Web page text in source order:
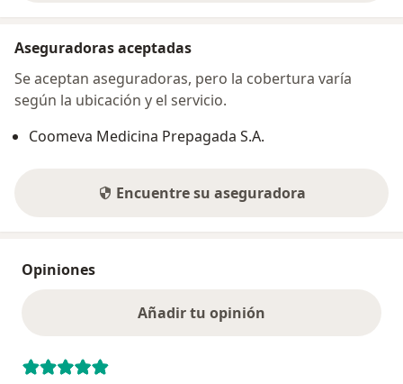
Aseguradoras aceptadas
Se aceptan aseguradoras, pero la cobertura varía
según la ubicación y el servicio.
Coomeva Medicina Prepagada S.A.
Encuentre su aseguradora
Opiniones
Añadir tu opinión